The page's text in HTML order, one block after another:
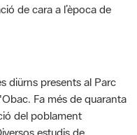
de cara a l’època de
diürns presents al Parc
Fa més de quaranta
del poblament
estudis de